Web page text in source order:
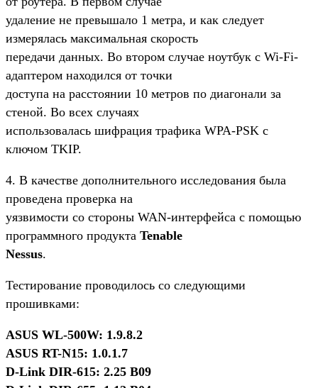
удаление не превышало 1 метра, и как следует
измерялась максимальная скорость
передачи данных. Во втором случае ноутбук с Wi-Fi-
адаптером находился от точки
доступа на расстоянии 10 метров по диагонали за
стеной. Во всех случаях
использовалась шифрация трафика WPA-PSK c
ключом TKIP.
4. В качестве дополнительного исследования была
проведена проверка на
уязвимости со стороны WAN-интерфейса с помощью
программного продукта Tenable
Nessus.
Тестирование проводилось со следующими
прошивками:
ASUS WL-500W: 1.9.8.2
ASUS RT-N15: 1.0.1.7
D-Link DIR-615: 2.25 B09